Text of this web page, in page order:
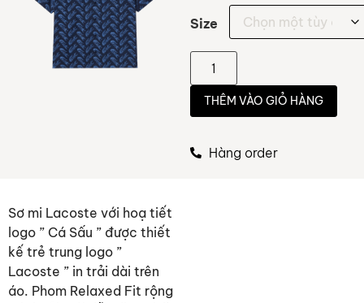
Size
THÊM VÀO GIỎ HÀNG
Hàng order
Sơ mi Lacoste với hoạ tiết
logo ” Cá Sấu ” được thiết
kế trẻ trung logo ”
Lacoste ” in trải dài trên
áo. Phom Relaxed Fit rộng